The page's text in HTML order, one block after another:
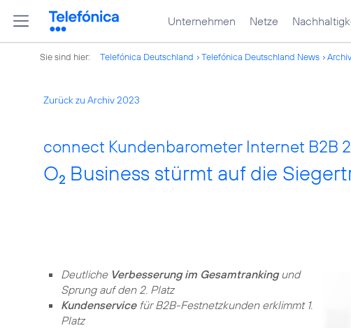
Unternehmen Netze
Sie sind hier: Telefónica Deutschland Telefónica Deutschland News
Zurück zu Archiv 2023
connect Kundenbarometer Internet B2B
O2 Business stürmt auf die
Deutliche Verbesserung im Gesamtrankingund
Sprung auf den 2. Platz
Kundenservicefür B2B-Festnetzkunden erklimmt 1.
Platz